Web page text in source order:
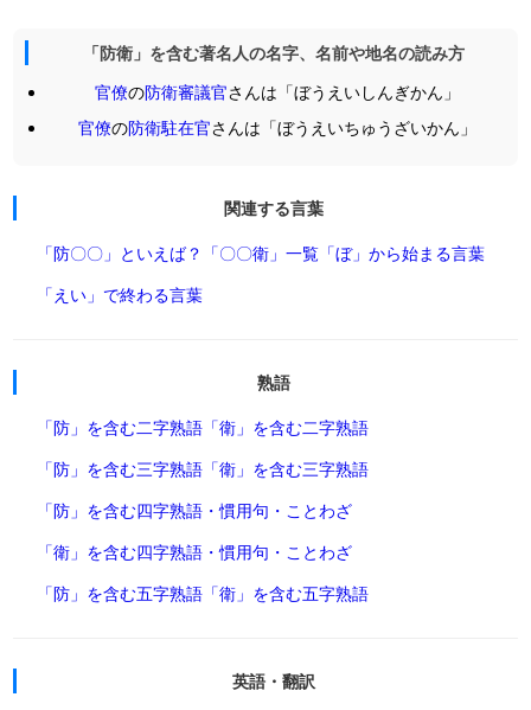
「防衛」を含む著名人の名字、名前や地名の読み方
官僚の防衛審議官さんは「ぼうえいしんぎかん」
官僚の防衛駐在官さんは「ぼうえいちゅうざいかん」
関連する言葉
「防〇〇」といえば？ 「〇〇衛」一覧 「ぼ」から始まる言葉
「えい」で終わる言葉
熟語
「防」を含む二字熟語 「衛」を含む二字熟語
「防」を含む三字熟語 「衛」を含む三字熟語
「防」を含む四字熟語・慣用句・ことわざ
「衛」を含む四字熟語・慣用句・ことわざ
「防」を含む五字熟語 「衛」を含む五字熟語
英語・翻訳